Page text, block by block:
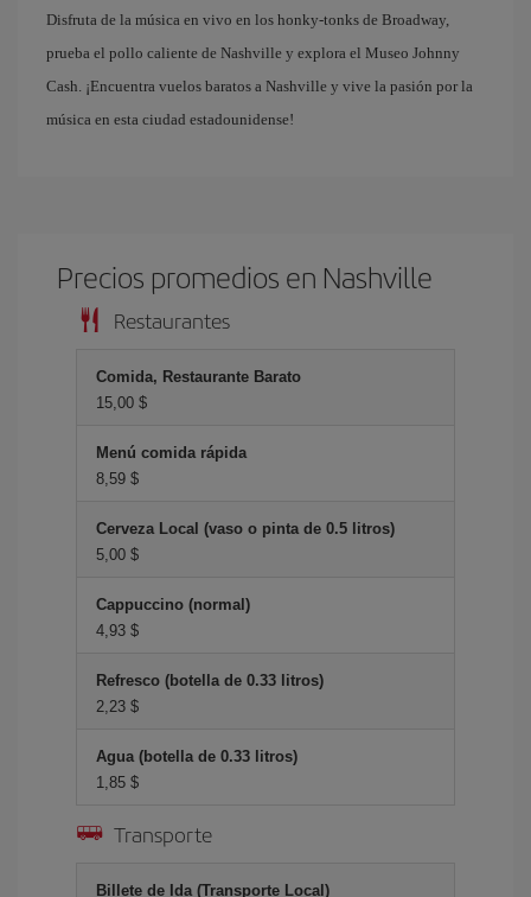
Disfruta de la música en vivo en los honky-tonks de Broadway,
prueba el pollo caliente de Nashville y explora el Museo Johnny
Cash. ¡Encuentra vuelos baratos a Nashville y vive la pasión por la
música en esta ciudad estadounidense!
Precios promedios en Nashville
Restaurantes
Comida, Restaurante Barato
15,00 $
Menú comida rápida
8,59 $
Cerveza Local (vaso o pinta de 0.5 litros)
5,00 $
Cappuccino (normal)
4,93 $
Refresco (botella de 0.33 litros)
2,23 $
Agua (botella de 0.33 litros)
1,85 $
Transporte
Billete de Ida (Transporte Local)